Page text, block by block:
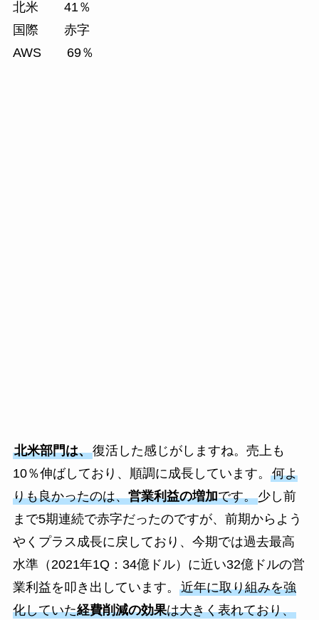
北米 41％
国際 赤字
AWS 69％
北米部門は、復活した感じがしますね。売上も
10％伸ばしており、順調に成長しています。 何よ
りも良かったのは、営業利益の増加です。少し前
まで5期連続で赤字だったのですが、前期からよう
やくプラス成長に戻しており、今期では過去最高
水準（2021年1Q：34億ドル）に近い32億ドルの営
業利益を叩き出しています。 近年に取り組みを強
化していた経費削減の効果は大きく表れており、